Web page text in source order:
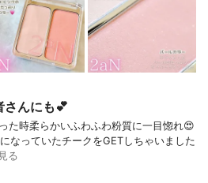
さんにも💕
た時柔らかいふわふわ粉質に一目惚れ😍⁡
なっていたチークをGETしちゃいました
る